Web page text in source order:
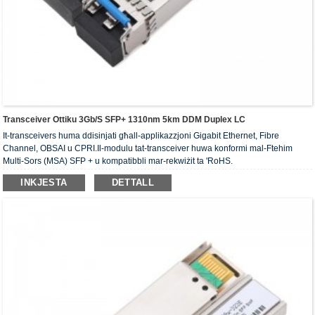
Transceiver Ottiku 3Gb/s SFP+ 1310nm 5km DDM Duplex LC
It-transceivers huma ddisinjati għall-applikazzjoni Gigabit Ethernet, Fibre
Channel, OBSAI u CPRI.Il-modulu tat-transceiver huwa konformi mal-Ftehim
Multi-Sors (MSA) SFP + u kompatibbli mar-rekwiżit ta 'RoHS.
INKJESTA DETTALL